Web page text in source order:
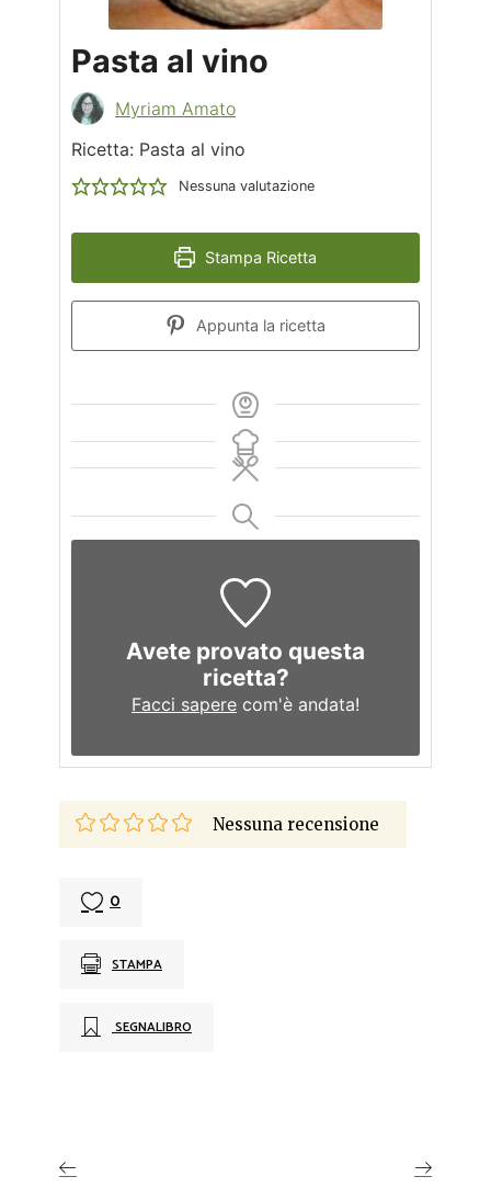
Pasta al vino
Myriam Amato
Ricetta: Pasta al vino
Nessuna valutazione
Stampa Ricetta
Appunta la ricetta
Avete provato questa
ricetta?
Facci sapere com'è andata!
Nessuna recensione
0
STAMPA
SEGNALIBRO